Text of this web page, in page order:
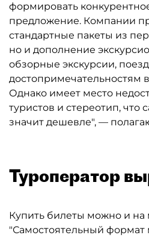
формировать
предложение. Компании
стандартные пакеты из
но и дополнение
обзорные экскурсии,
достопримечательностям
Однако имеет место
туристов и стереотип, что
значит дешевле", —
Туроператор
Купить билеты можно и на
"Самостоятельный формат